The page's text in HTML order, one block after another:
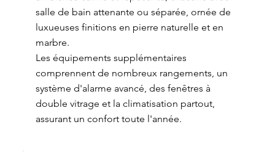
salle de bain attenante ou séparée, ornée de
luxueuses finitions en pierre naturelle et en
marbre.
Les équipements supplémentaires
comprennent de nombreux rangements, un
système d'alarme avancé, des fenêtres à
double vitrage et la climatisation partout,
assurant un confort toute l'année.